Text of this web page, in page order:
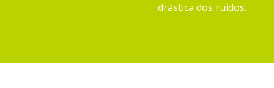
drástica dos ruídos.